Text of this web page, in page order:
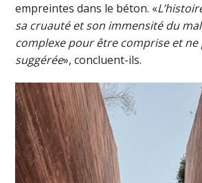
empreintes dans le béton. «
sa cruauté et son immensité du
complexe pour être comprise et ne
suggérée», concluent-ils.